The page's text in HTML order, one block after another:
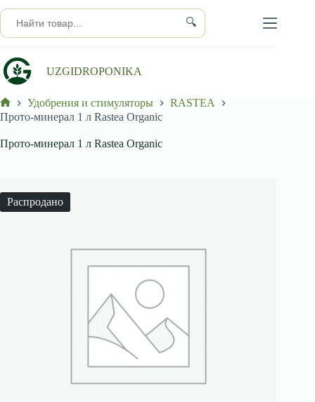
к
сути
🔍
UZGIDROPONIKA
Главная
Удобрения и стимуляторы
RASTEA
Прото-минерал 1 л Rastea Organic
Прото-минерал 1 л Rastea Organic
Распродано